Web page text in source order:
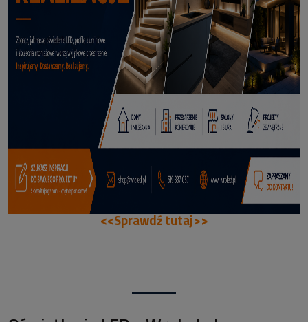
114,50 zł
DODAJ DO KOSZYKA
<<Sprawdź tutaj>>